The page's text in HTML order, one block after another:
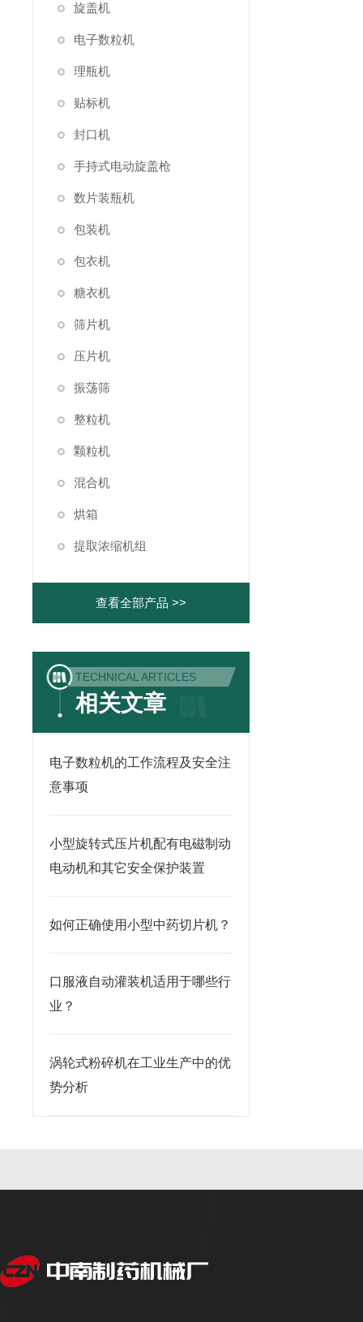
旋盖机
电子数粒机
理瓶机
贴标机
封口机
手持式电动旋盖枪
数片装瓶机
包装机
包衣机
糖衣机
筛片机
压片机
振荡筛
整粒机
颗粒机
混合机
烘箱
提取浓缩机组
查看全部产品 >>
TECHNICAL ARTICLES
相关文章
电子数粒机的工作流程及安全注
意事项
小型旋转式压片机配有电磁制动
电动机和其它安全保护装置
如何正确使用小型中药切片机？
口服液自动灌装机适用于哪些行
业？
涡轮式粉碎机在工业生产中的优
势分析